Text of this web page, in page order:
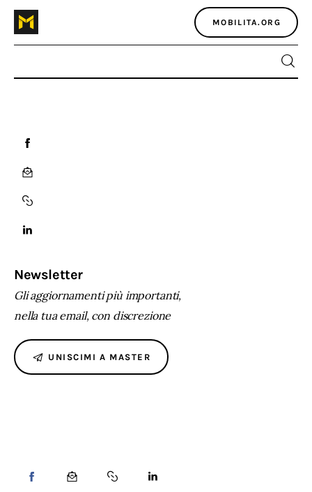
MOBILITA.ORG
Atlante dei masters
Argomenti
Agenzia e media
Contatti
Newsletter
Gli aggiornamenti più importanti,
nella tua email, con discrezione
UNISCIMI A MASTER